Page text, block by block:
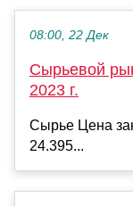
08:00, 22 Дек
Сырьевой
2023 г.
Сырье Цена
24.395...